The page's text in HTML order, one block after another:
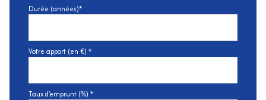
Durée (années)*
Votre apport (en €) *
Taux d'emprunt (%) *